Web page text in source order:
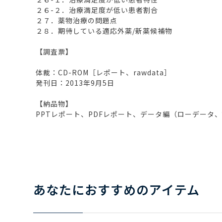
２６-２．治療満足度が低い患者割合
２７．薬物治療の問題点
２８．期待している適応外薬/新薬候補物
【調査票】
体裁：CD-ROM［レポート、rawdata］
発刊日：2013年9月5日
【納品物】
PPTレポート、PDFレポート、データ編（ローデータ、
あなたにおすすめのアイテム